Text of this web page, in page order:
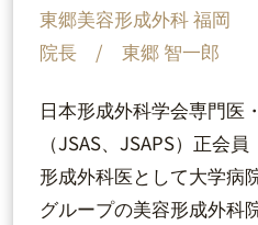
東郷美容形成外科 福岡
院長 / 東郷 智一郎
日本形成外科学会専門医
（JSAS、JSAPS）正会員
形成外科医として大学病
グループの美容形成外科